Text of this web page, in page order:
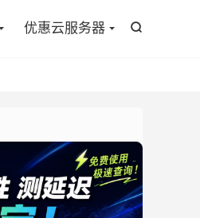

优惠云服务器